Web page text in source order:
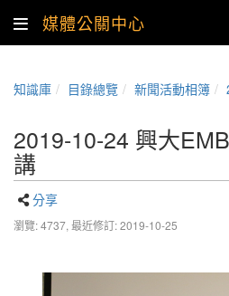
媒體公關中心
知識庫 目錄總覽 新聞活動相簿
2019-10-24 興大
講
分享
瀏覽: 4737, 最近修訂: 2019-10-25